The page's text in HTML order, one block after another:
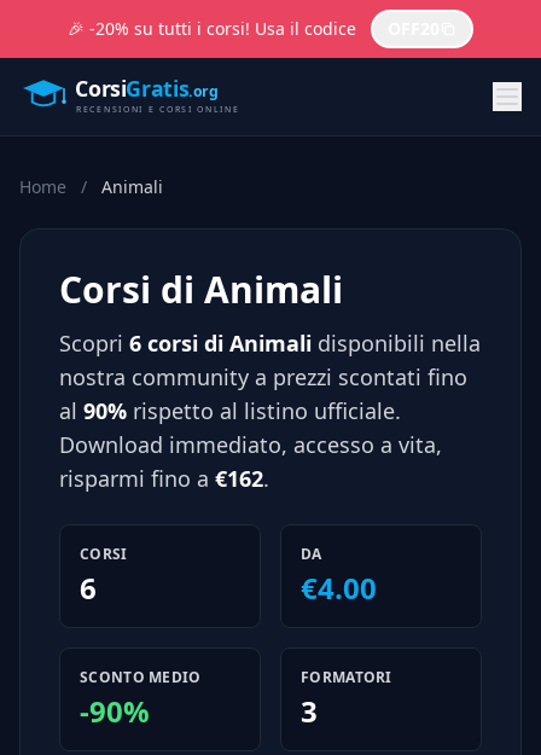
🎉 -20% su tutti i corsi! Usa il codice
Home / Animali
Corsi di Animali
Scopri 6 corsi di Animali disponibili nella
nostra community a prezzi scontati fino
al 90% rispetto al listino ufficiale.
Download immediato, accesso a vita,
risparmi fino a €162.
CORSI
6
DA
€4.00
SCONTO MEDIO
-90%
FORMATORI
3